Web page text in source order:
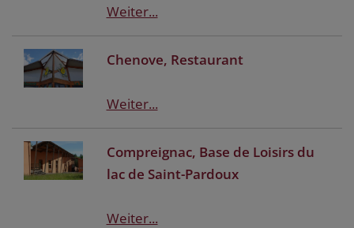
Weiter...
Chenove, Restaurant
Weiter...
Compreignac, Base de Loisirs du
lac de Saint-Pardoux
Weiter...